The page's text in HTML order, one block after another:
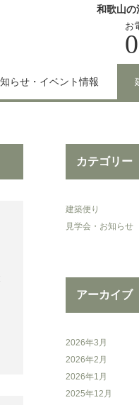
和歌山の
お
らせ・イベント情報
カテゴリー
建築便り
見学会・お知らせ
アーカイブ
2026年3月
2026年2月
2026年1月
2025年12月